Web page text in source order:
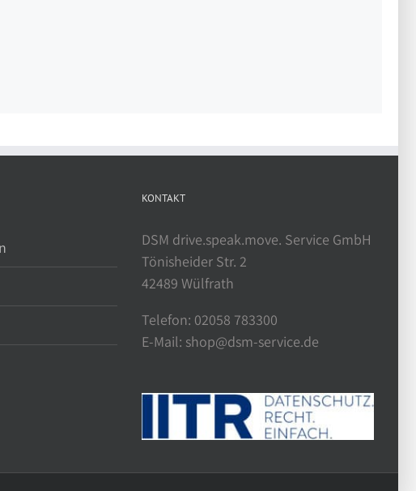
KONTAKT
DSM drive.speak.move. Service GmbH
Tönisheider Str. 2
42489 Wülfrath
Telefon: 02058 783300
E-Mail: shop@dsm-service.de